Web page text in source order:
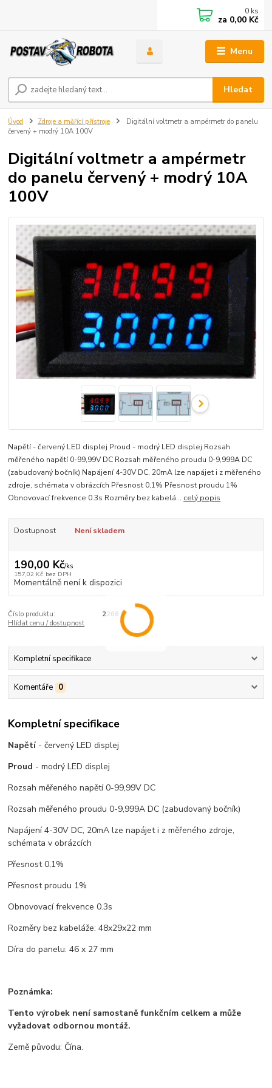
Menu
Hledat
0 ks
za 0,00 Kč
Úvod Zdroje a měřící přístroje
Digitální voltmetr a ampérmetr do panelu
červený + modrý 10A 100V
Digitální voltmetr a ampérmetr
do panelu červený + modrý 10A
100V
Napětí - červený LED displej Proud - modrý LED displej Rozsah
měřeného napětí 0-99,99V DC Rozsah měřeného proudu 0-9,999A DC
(zabudovaný bočník) Napájení 4-30V DC, 20mA lze napájet i z měřeného
zdroje, schémata v obrázcích Přesnost 0,1% Přesnost proudu 1%
Obnovovací frekvence 0.3s Rozměry bez kabelá... celý popis
Dostupnost Není skladem
190,00 Kč/ks
157,02 Kč bez DPH
Momentálně není k dispozici
Číslo produktu:
2266
Hlídat cenu / dostupnost
Kompletní specifikace
Komentáře 0
Kompletní specifikace
Napětí- červený LED displej
Proud - modrý LED displej
Rozsah měřeného napětí 0-99,99V DC
Rozsah měřeného proudu 0-9,999A DC (zabudovaný bočník)
Napájení 4-30V DC, 20mA lze napájet i z měřeného zdroje,
schémata v obrázcích
Přesnost 0,1%
Přesnost proudu 1%
Obnovovací frekvence 0.3s
Rozměry bez kabeláže: 48x29x22 mm
Díra do panelu: 46 x 27 mm
Poznámka:
Tento výrobek není samostaně funkčním celkem a může
vyžadovat odbornou montáž.
Země původu: Čína.